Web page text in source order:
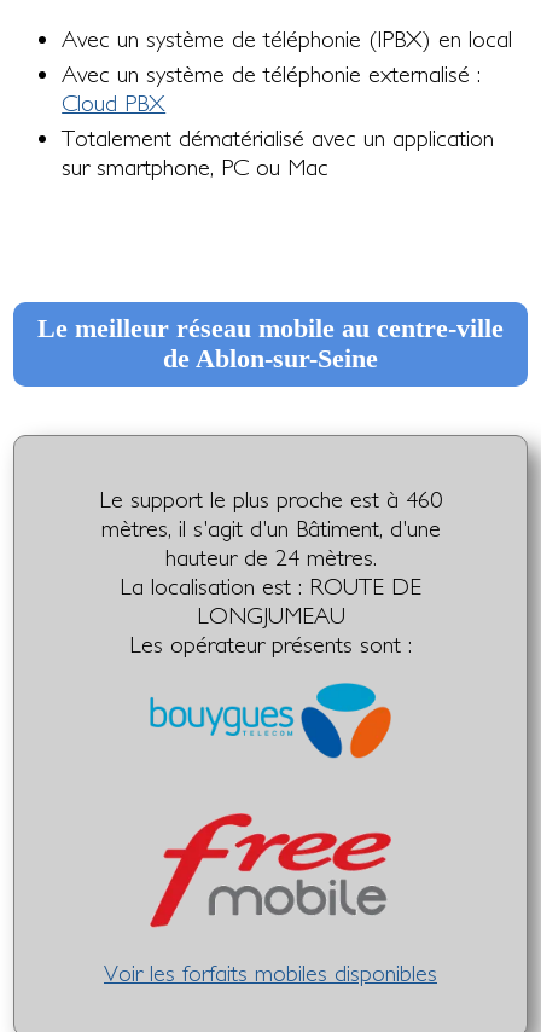
Avec un système de téléphonie (IPBX) en local
Avec un système de téléphonie externalisé :
Cloud PBX
Totalement dématérialisé avec un application
sur smartphone, PC ou Mac
Le meilleur réseau mobile au centre-ville
de Ablon-sur-Seine
Le support le plus proche est à 460
mètres, il s'agit d'un Bâtiment, d'une
hauteur de 24 mètres.
La localisation est : ROUTE DE
LONGJUMEAU
Les opérateur présents sont :
Voir les forfaits mobiles disponibles